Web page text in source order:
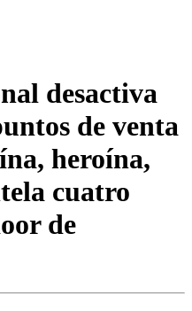
desactiva
de venta
heroína,
cuatro
de